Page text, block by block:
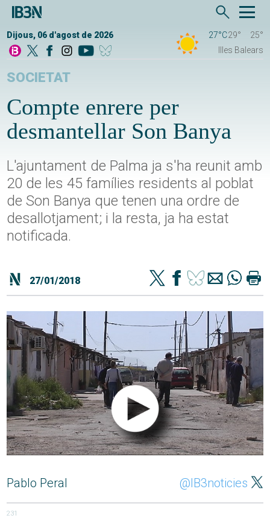
Dijous, 06 d'agost de 2026 27°C29°
25°
Illes Balears
SOCIETAT
Compte enrere per
desmantellar Son Banya
L'ajuntament de Palma ja s'ha reunit amb
20 de les 45 famílies residents al poblat
de Son Banya que tenen una ordre de
desallotjament; i la resta, ja ha estat
notificada.
27/01/2018
Pablo Peral @IB3noticies
231